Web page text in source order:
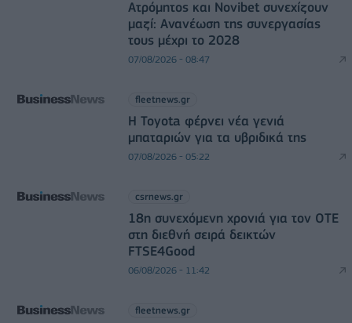
Ατρόμητος και Novibet συνεχίζουν
μαζί: Ανανέωση της συνεργασίας
τους μέχρι το 2028
07/08/2026 - 08:47
fleetnews.gr
Η Toyota φέρνει νέα γενιά
μπαταριών για τα υβριδικά της
07/08/2026 - 05:22
csrnews.gr
18η συνεχόμενη χρονιά για τον ΟΤΕ
στη διεθνή σειρά δεικτών
FTSE4Good
06/08/2026 - 11:42
fleetnews.gr